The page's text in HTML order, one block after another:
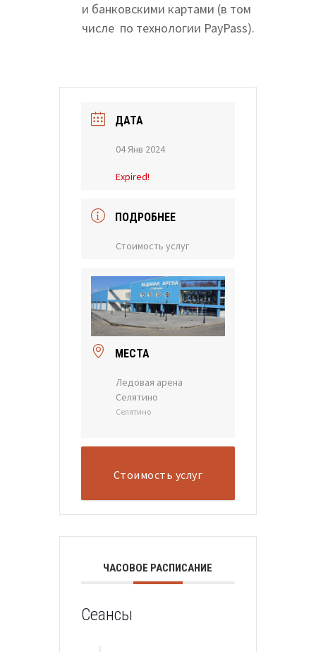
и банковскими картами (в том
числе по технологии PayPass).
ДАТА
04 Янв 2024
Expired!
ПОДРОБНЕЕ
Стоимость услуг
МЕСТА
Ледовая арена
Селятино
Селятино
Стоимость услуг
ЧАСОВОЕ РАСПИСАНИЕ
Сеансы